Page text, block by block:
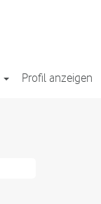
Profil anzeigen